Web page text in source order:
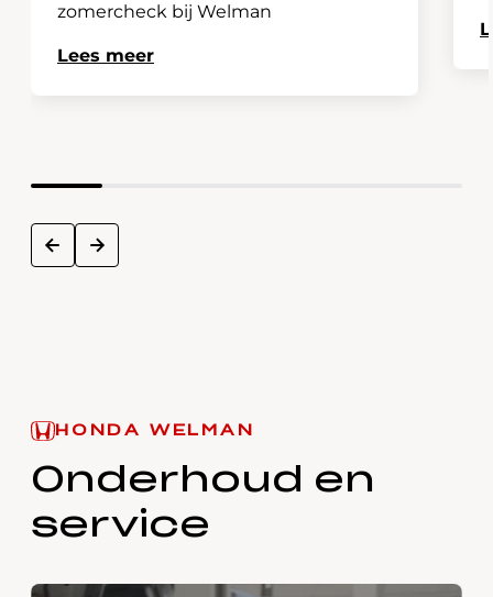
zomercheck bij Welman
Lees meer
prev next
HONDA WELMAN
Onderhoud en
service